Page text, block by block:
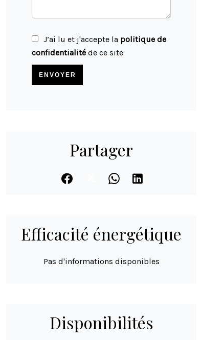
J’ai lu et j'accepte la politique de
confidentialité de ce site
ENVOYER
Partager
Efficacité énergétique
Pas d'informations disponibles
Disponibilités